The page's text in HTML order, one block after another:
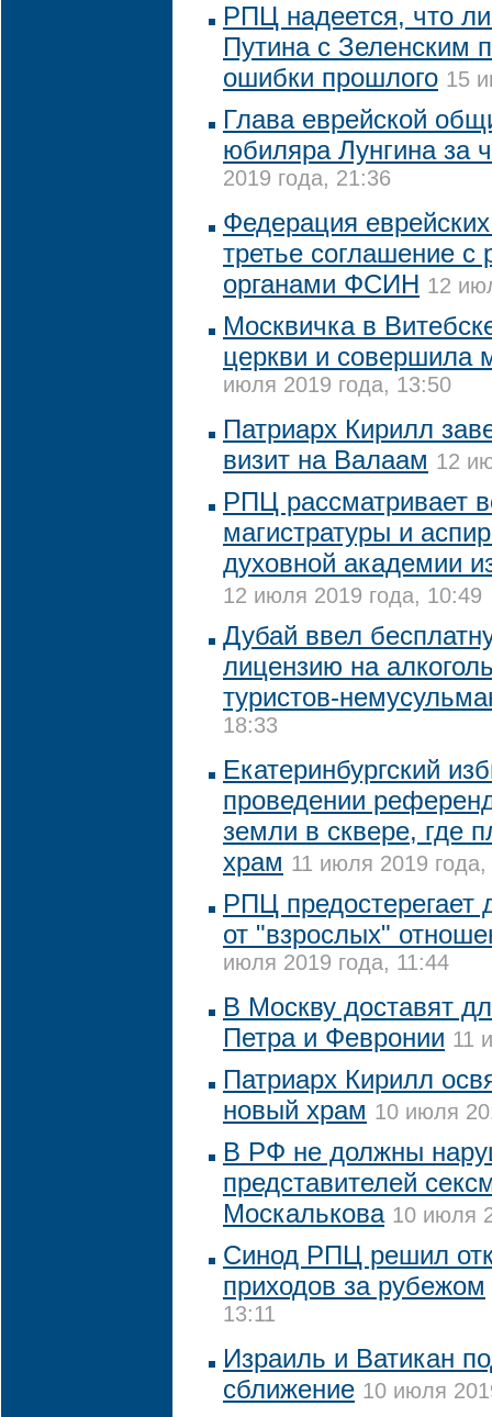
РПЦ надеется, что
Путина с Зеленским
ошибки прошлого 15
Глава еврейской
юбиляра Лунгина за
2019 года, 21:36
Федерация
третье соглашение с
органами ФСИН 12
Москвичка в
церкви и совершила
июля 2019 года, 13:50
Патриарх Кирилл
визит на Валаам 12
РПЦ рассматривает
магистратуры и
духовной академии
12 июля 2019 года, 10:49
Дубай ввел
лицензию на
туристов-
18:33
Екатеринбургский
проведении
земли в сквере, где
храм 11 июля 2019
РПЦ предостерегает
от "взрослых"
июля 2019 года, 11:44
В Москву доставят
Петра и Февронии 11
Патриарх Кирилл
новый храм 10 июля
В РФ не должны
представителей
Москалькова 10 июля
Синод РПЦ решил
приходов за рубежом
13:11
Израиль и Ватикан
сближение 10 июля